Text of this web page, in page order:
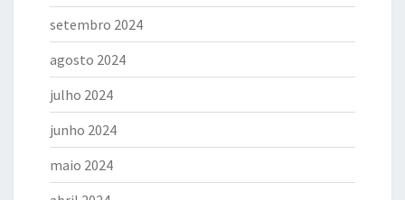
setembro 2024
agosto 2024
julho 2024
junho 2024
maio 2024